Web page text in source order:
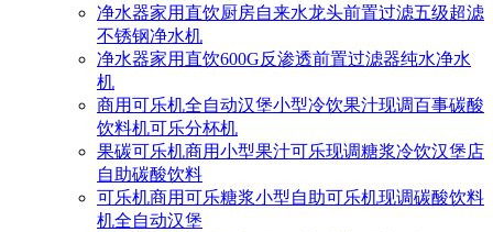
净水器家用直饮厨房自来水龙头前置过滤五级超滤
不锈钢净水机
净水器家用直饮600G反渗透前置过滤器纯水净水
机
商用可乐机全自动汉堡小型冷饮果汁现调百事碳酸
饮料机可乐分杯机
果碳可乐机商用小型果汁可乐现调糖浆冷饮汉堡店
自助碳酸饮料
可乐机商用可乐糖浆小型自助可乐机现调碳酸饮料
机全自动汉堡